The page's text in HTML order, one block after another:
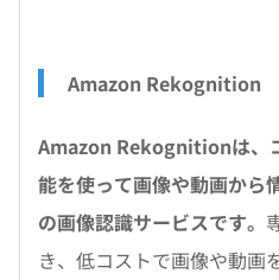
Amazon Rekognition
Amazon Rekognitionは、
能を使って画像や動画から
の画像認識サービスです。
き、低コストで画像や動画